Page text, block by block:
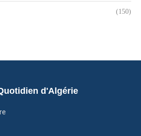
(150)
d'Algérie